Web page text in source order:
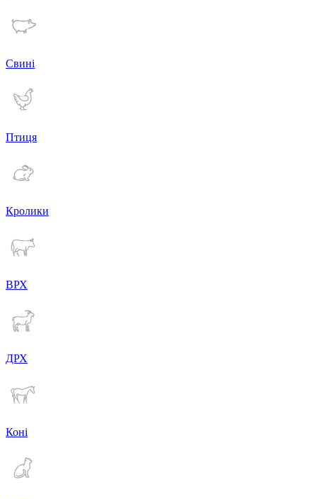
Свині
Птиця
Кролики
ВРХ
ДРХ
Коні